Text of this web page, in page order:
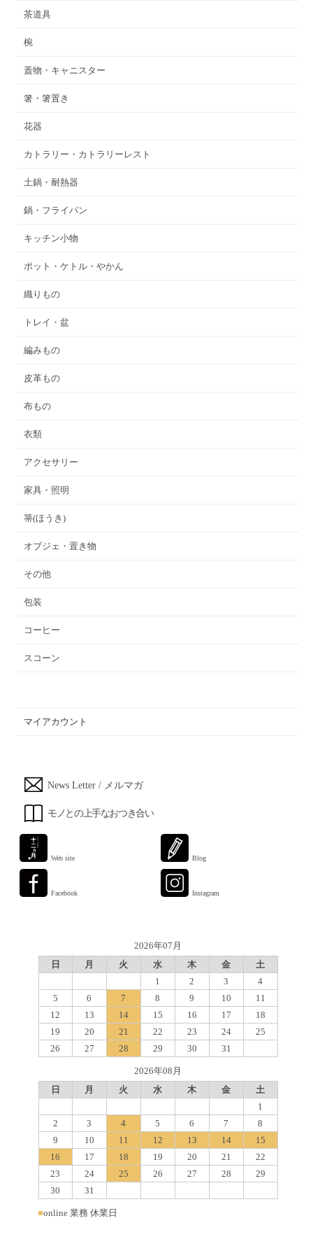
茶道具
椀
蓋物・キャニスター
箸・箸置き
花器
カトラリー・カトラリーレスト
土鍋・耐熱器
鍋・フライパン
キッチン小物
ポット・ケトル・やかん
織りもの
トレイ・盆
編みもの
皮革もの
布もの
衣類
アクセサリー
家具・照明
箒(ほうき)
オブジェ・置き物
その他
包装
コーヒー
スコーン
マイアカウント
News Letter / メルマガ
モノとの上手なおつき合い
Web site Blog
Facebook Instagram
2026年07月
日
月 火 水 木 金
土
1
2 3
4
5
6 7 8 9 10
11
12
13 14 15 16 17
18
19
20 21 22 23 24
25
26
27 28 29 30 31
2026年08月
日
月 火 水 木 金
土
1
2
3 4 5 6 7
8
9
10 11 12 13 14
15
16
17 18 19 20 21
22
23
24 25 26 27 28
29
30
31
■online 業務 休業日